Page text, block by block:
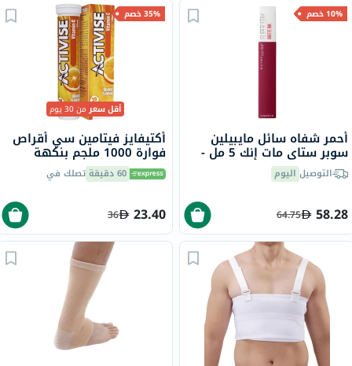
10% خصم
أحمر شفاه سائل مايبيلين
سوبر ستاي مات إنك 5 مل -
فاوندر/115
التوصيل اليوم
58.28
64.75
35% خصم
أقل سعرمن 30 يوم
أكتيفايز فيتامين سي أقراص
فوارة 1000 ملجم بنكهة
البرتقال حزمة من 20
60 دقيقة تصلك في
23.40
36